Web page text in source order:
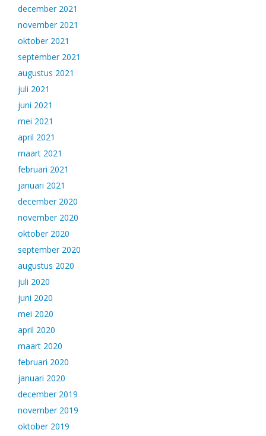
december 2021
november 2021
oktober 2021
september 2021
augustus 2021
juli 2021
juni 2021
mei 2021
april 2021
maart 2021
februari 2021
januari 2021
december 2020
november 2020
oktober 2020
september 2020
augustus 2020
juli 2020
juni 2020
mei 2020
april 2020
maart 2020
februari 2020
januari 2020
december 2019
november 2019
oktober 2019